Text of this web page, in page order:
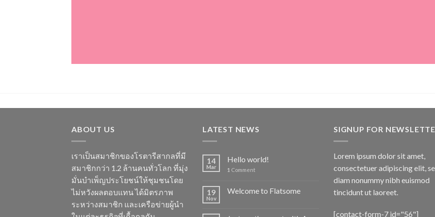
ABOUT US
เราเป็นสมาชิกของโรตารีสากลที่มี
สมาชิกกว่า 1.2 ล้านคนทั่วโลก ที่มุ่ง
มั่นบำเพ็ญประโยชน์ให้ชุมชนโดย
ไม่หวังผลตอบแทน ได้มิตรภาพ
ระหว่างสมาชิก และเครือข่ายผู้นำ
LATEST NEWS
14
Mar
Hello world!
1 Comment
19
Nov
Welcome to Flatsome
SIGNUP FOR
Lorem ipsum dolor sit amet,
consectetuer adipiscing elit,
diam nonummy nibh euismod
tincidunt ut laoreet.
[contact-form-7 id="56"]